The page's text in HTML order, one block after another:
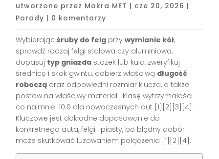
utworzone przez Makra MET | cze 20, 2026 |
Porady | 0 komentarzy
Wybierającśruby do felg przywymianie kół,
sprawdź rodzaj felgi stalowa czy aluminiowa,
dopasuj typ gniazda stożek lub kula, zweryfikuj
średnicę i skok gwintu, dobierz właściwą długość
roboczą oraz odpowiedni rozmiar klucza, a także
postaw na właściwy materiał i klasę wytrzymałości
co najmniej 10.9 dla nowoczesnych aut [1][2][3][4].
Kluczowe jest dokładne dopasowanie do
konkretnego auta, felgi i piasty, bo błędny dobór
może skutkować luzowaniem połączenia [1][2][4].